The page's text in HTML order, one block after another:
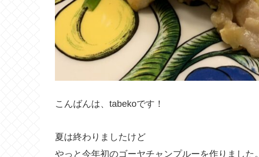
こんばんは、tabekoです！
夏は終わりましたけど
やっと今年初のゴーヤチャンプルーを作りました。